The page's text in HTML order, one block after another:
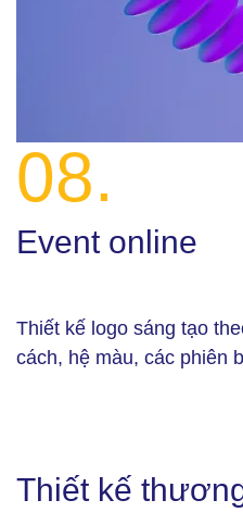
08.
Event online
Thiết kế logo sáng tạo
cách, hệ màu, các phiên
Thiết kế